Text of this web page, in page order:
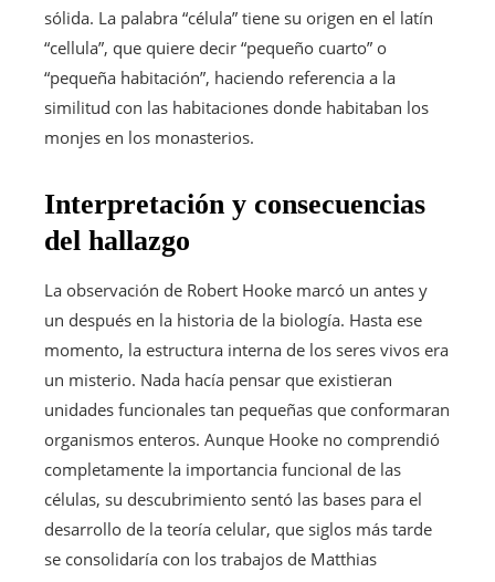
sólida. La palabra “célula” tiene su origen en el latín
“cellula”, que quiere decir “pequeño cuarto” o
“pequeña habitación”, haciendo referencia a la
similitud con las habitaciones donde habitaban los
monjes en los monasterios.
Interpretación y consecuencias
del hallazgo
La observación de Robert Hooke marcó un antes y
un después en la historia de la biología. Hasta ese
momento, la estructura interna de los seres vivos era
un misterio. Nada hacía pensar que existieran
unidades funcionales tan pequeñas que conformaran
organismos enteros. Aunque Hooke no comprendió
completamente la importancia funcional de las
células, su descubrimiento sentó las bases para el
desarrollo de la teoría celular, que siglos más tarde
se consolidaría con los trabajos de Matthias